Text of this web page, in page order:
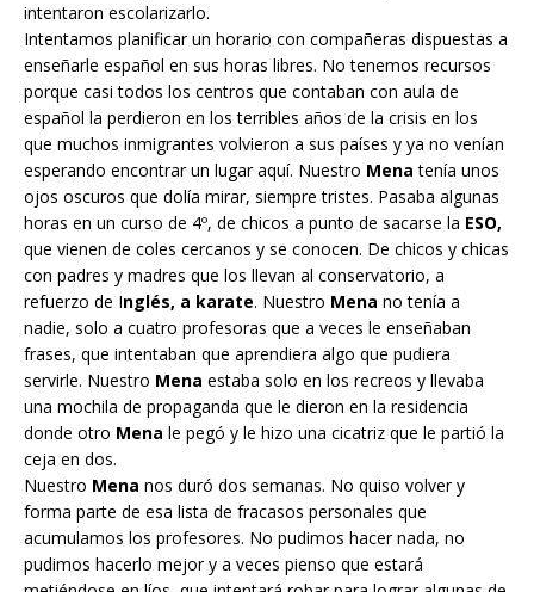
intentaron escolarizarlo.
Intentamos planificar un horario con compañeras dispuestas a
enseñarle español en sus horas libres. No tenemos recursos
porque casi todos los centros que contaban con aula de
español la perdieron en los terribles años de la crisis en los
que muchos inmigrantes volvieron a sus países y ya no venían
esperando encontrar un lugar aquí. Nuestro Mena tenía unos
ojos oscuros que dolía mirar, siempre tristes. Pasaba algunas
horas en un curso de 4º, de chicos a punto de sacarse la ESO,
que vienen de coles cercanos y se conocen. De chicos y chicas
con padres y madres que los llevan al conservatorio, a
refuerzo de Inglés, a karate. Nuestro Mena no tenía a
nadie, solo a cuatro profesoras que a veces le enseñaban
frases, que intentaban que aprendiera algo que pudiera
servirle. Nuestro Mena estaba solo en los recreos y llevaba
una mochila de propaganda que le dieron en la residencia
donde otro Mena le pegó y le hizo una cicatriz que le partió la
ceja en dos.
Nuestro Mena nos duró dos semanas. No quiso volver y
forma parte de esa lista de fracasos personales que
acumulamos los profesores. No pudimos hacer nada, no
pudimos hacerlo mejor y a veces pienso que estará